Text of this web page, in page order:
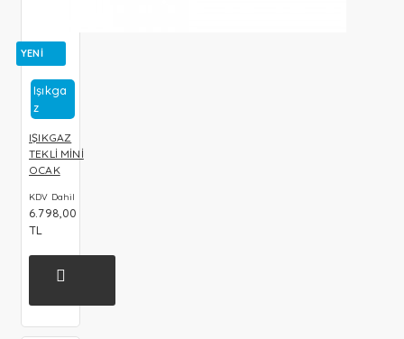
YENI
Işıkga
Z
IŞIKGAZ
TEKLİ MİNİ
OCAK
KDV Dahil
6.798,00
TL